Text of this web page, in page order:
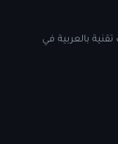
بالعربية في